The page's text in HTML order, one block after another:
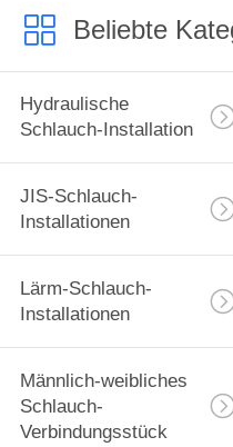
Beliebte
Hydraulische
Schlauch-Installation
JIS-Schlauch-
Installationen
Lärm-Schlauch-
Installationen
Männlich-weibliches
Schlauch-
Verbindungsstück